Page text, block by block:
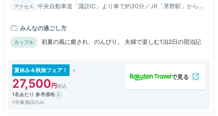
アクセス
中央自動車道「諏訪IC」より車で約30分／JR「茅野駅」からタ
分、「滝見平」停留所より徒歩約3分／「バスタ新宿」より高速
バスで約3時間、「横谷峡」停留所より徒歩約5分
みんなの過ごし方
カップル 初夏の風に癒され、のんびり。 夫婦で楽しむ1泊2日の宿泊記
夏休み＆秋旅フェア！
27,500
1名あたり 参考価格
※対象施設のみ